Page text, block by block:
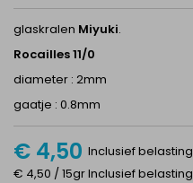
glaskralen Miyuki.
Rocailles 11/0
diameter : 2mm
gaatje : 0.8mm
€ 4,50 Inclusief belasting
€ 4,50 / 15gr Inclusief belasting